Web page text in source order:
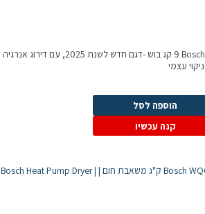
מייבש כביסה Bosch WQB245B0BY ‏9 ‏קג בוש -דגם חדש לשנת 2025, עם דירוג אנרגיה
הוספה לסל
קנה עכשיו